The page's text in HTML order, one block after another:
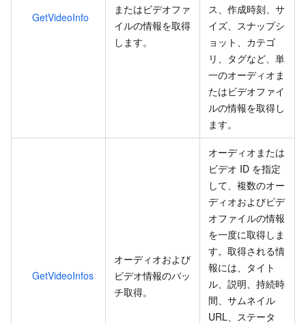
GetVideoInfo
またはビデオファ
イルの情報を取得
します。
ス、作成時刻、サ
イズ、スナップシ
ョット、カテゴ
リ、タグなど、単
一のオーディオま
たはビデオファイ
ルの情報を取得し
ます。
GetVideoInfos
オーディオおよび
ビデオ情報のバッ
チ取得。
オーディオまたは
ビデオ ID を指定
して、複数のオー
ディオおよびビデ
オファイルの情報
を一度に取得しま
す。取得される情
報には、タイト
ル、説明、持続時
間、サムネイル
URL、ステータ